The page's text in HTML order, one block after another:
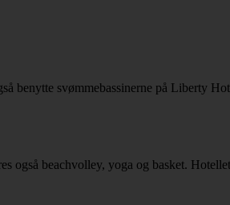
benytte svømmebassinerne på Liberty
også beachvolley, yoga og basket.